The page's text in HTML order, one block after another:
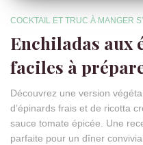
COCKTAIL ET TRUC À MANGER
Enchiladas aux
faciles à
Découvrez une version
d’épinards frais et de ricotta
sauce tomate épicée. Une
parfaite pour un dîner